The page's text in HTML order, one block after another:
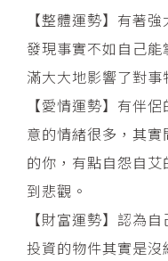
【整體運勢】有著
發現事實不如自己
滿大大地影響了對事
【愛情運勢】有伴
意的情緒很多，其
的你，有點自怨自
到悲觀。
【財富運勢】認為
投資的物件其實是沒